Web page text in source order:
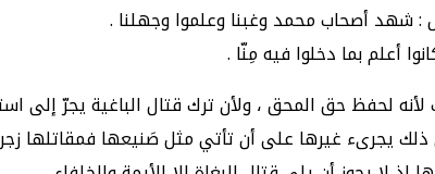
: شهد أصحاب محمد وغبنا وعلموا وجهلنا .
أعلم بما دخلوا فيه مِنّا .
لحفظ حق المحق ، ولأن ترك قتال الباغية يجرّ إلى
يجرىء غيرها على أن تأتي مثل صَنيعها فمقاتلها